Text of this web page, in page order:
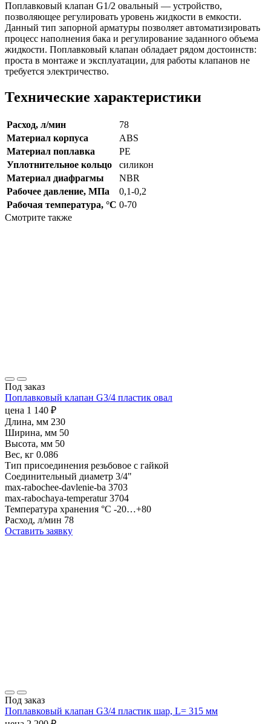
Поплавковый клапан G1/2 овальный — устройство,
позволяющее регулировать уровень жидкости в емкости.
Данный тип запорной арматуры позволяет автоматизировать
процесс наполнения бака и регулирование заданного объема
жидкости. Поплавковый клапан обладает рядом достоинств:
проста в монтаже и эксплуатации, для работы клапанов не
требуется электричество.
Технические характеристики
Расход, л/мин
78
Материал корпуса
ABS
Материал поплавка
PE
Уплотнительное кольцо
силикон
Материал диафрагмы
NBR
Рабочее давление, МПа
0,1-0,2
Рабочая температура, °C 0-70
Смотрите также
Под заказ
Поплавковый клапан G3/4 пластик овал
цена 1 140 ₽
Длина, мм 230
Ширина, мм 50
Высота, мм 50
Вес, кг 0.086
Тип присоединения резьбовое с гайкой
Cоединительный диаметр 3/4"
max-rabochee-davlenie-ba 3703
max-rabochaya-temperatur 3704
Температура хранения °С -20…+80
Расход, л/мин 78
Оставить заявку
Под заказ
Поплавковый клапан G3/4 пластик шар, L= 315 мм